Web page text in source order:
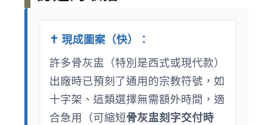
✝️ 現成圖案（快）：
許多骨灰盅（特別是西式或現代款）
出廠時已預刻了通用的宗教符號，如
十字架、這類選擇無需額外時間，適
合急用（可縮短骨灰盅刻字交付時